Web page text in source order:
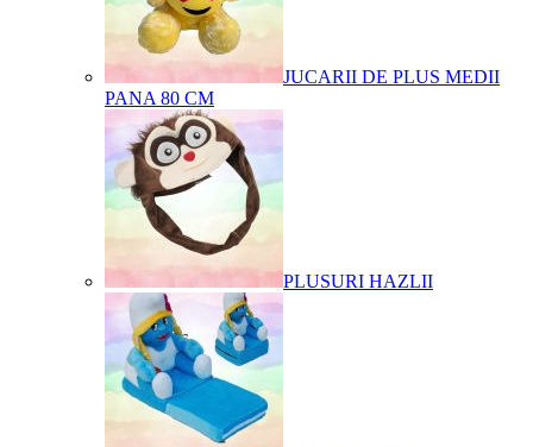
JUCARII DE PLUS MEDII
PANA 80 CM
PLUSURI HAZLII